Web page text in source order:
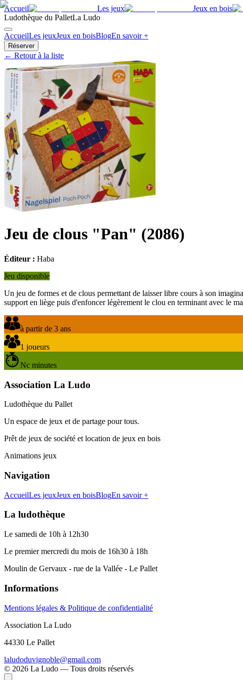
Accueil Les jeux Jeux en bois
Ludothèque du PalletLa Ludo
AccueilLes jeuxJeux en boisBlogEn savoir +
Réserver
← Retour à la liste
Jeu de clous "Pan" (2086)
Éditeur : Haba
Jeu disponible
Un jeu de formes et de clous permettant de laisser libre cours à son
support en liège puis d'enfoncer légèrement le clou en terminant avec le
à partir de 3 ans
1 joueurs
Nc minutes
Association La Ludo
Ludothèque du Pallet
Un espace de jeux et de partage pour tous.
Prêt de jeux de société et location de jeux en bois
Animations jeux
Navigation
AccueilLes jeuxJeux en boisBlogEn savoir +
La ludothèque
Le samedi de 10h à 12h30
Le premier mercredi du mois de 16h30 à 18h
Moulin de Gervaux - rue de la Vallée - Le Pallet
Informations
Mentions légales & Politique de confidentialité
Association La Ludo
44330 Le Pallet
laludoduvignoble@gmail.com
© 2026 La Ludo — Tous droits réservés